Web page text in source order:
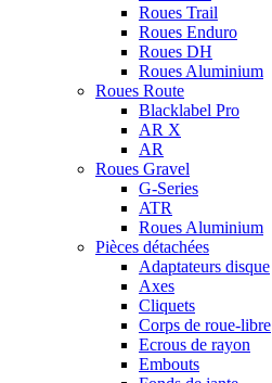
Roues Trail
Roues Enduro
Roues DH
Roues Aluminium
Roues Route
Blacklabel Pro
AR X
AR
Roues Gravel
G-Series
ATR
Roues Aluminium
Pièces détachées
Adaptateurs disque
Axes
Cliquets
Corps de roue-libre
Ecrous de rayon
Embouts